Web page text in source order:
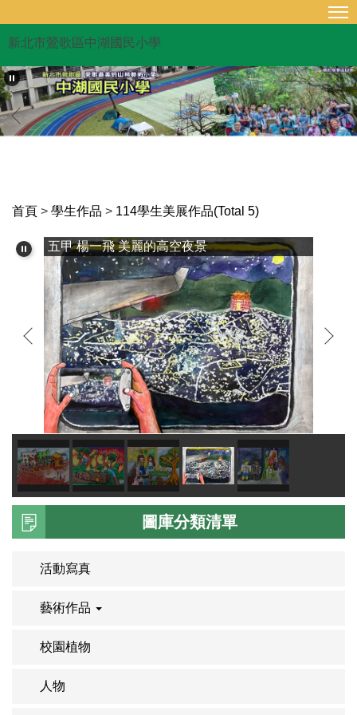
主
要
內
容
區
新北市鶯歌區中湖國民小學
首頁 > 學生作品 > 114學生美展作品(Total 5)
五乙 王銘恩 被遺棄的 網路遊戲世界
圖庫分類清單
活動寫真
藝術作品
校園植物
人物